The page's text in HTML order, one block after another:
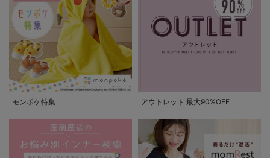
モンポケ特集 アウトレット 最大90%OFF